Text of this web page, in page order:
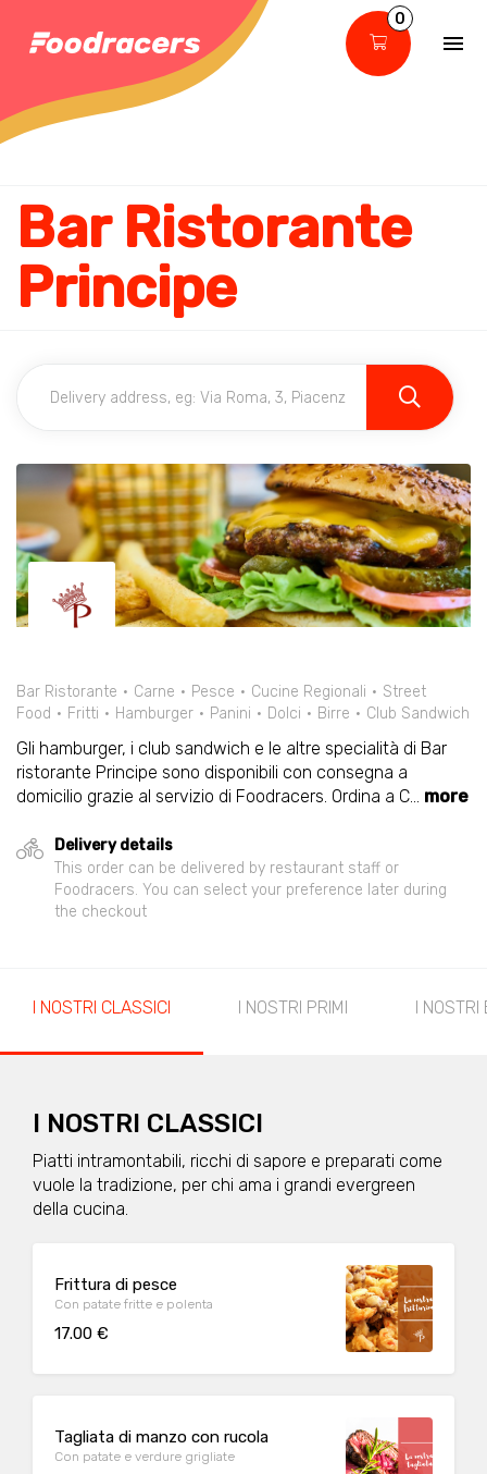
0
Bar Ristorante
Principe
Bar Ristorante Carne Pesce Cucine Regionali
Street
Food
Fritti Hamburger Panini Dolci Birre Club Sandwich
Gli hamburger, i club sandwich e le altre specialità di Bar
ristorante Principe sono disponibili con consegna a
domicilio grazie al servizio di Foodracers. Ordina a C... more
Delivery details
This order can be delivered by restaurant staff or
Foodracers. You can select your preference later during
the checkout
I NOSTRI CLASSICI I NOSTRI PRIMI I NOSTRI
I NOSTRI CLASSICI
Piatti intramontabili, ricchi di sapore e preparati come
vuole la tradizione, per chi ama i grandi evergreen
della cucina.
Frittura di pesce
Con patate fritte e polenta
17.00 €
Tagliata di manzo con rucola
Con patate e verdure grigliate